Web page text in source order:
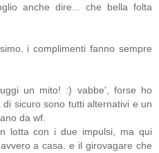
anche dire... che bella folta
i complimenti fanno sempre
un mito! :) vabbe', forse ho
sicuro sono tutti alternativi e un
da wf.
lotta con i due impulsi, ma qui
a casa. e il girovagare che